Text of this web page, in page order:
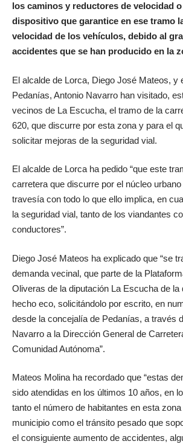
los caminos y reductores de velocidad
dispositivo que garantice en ese tramo
velocidad de los vehículos, debido al
accidentes que se han producido en la
El alcalde de Lorca, Diego José Mateos, y
Pedanías, Antonio Navarro han visitado,
vecinos de La Escucha, el tramo de la
620, que discurre por esta zona y para el
solicitar mejoras de la seguridad vial.
El alcalde de Lorca ha pedido “que este
carretera que discurre por el núcleo
travesía con todo lo que ello implica, en
la seguridad vial, tanto de los viandantes
conductores”.
Diego José Mateos ha explicado que “se
demanda vecinal, que parte de la
Oliveras de la diputación La Escucha de la
hecho eco, solicitándolo por escrito, en
desde la concejalía de Pedanías, a través
Navarro a la Dirección General de
Comunidad Autónoma”.
Mateos Molina ha recordado que “estas
sido atendidas en los últimos 10 años, en
tanto el número de habitantes en esta
municipio como el tránsito pesado que
el consiguiente aumento de accidentes,